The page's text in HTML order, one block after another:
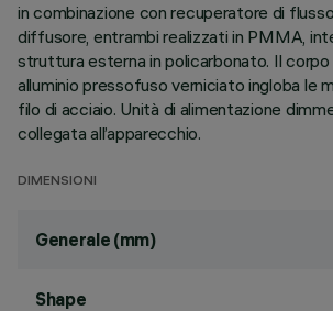
in combinazione con recuperatore di
diffusore, entrambi realizzati in PMMA,
struttura esterna in policarbonato. Il
alluminio pressofuso verniciato ingloba le
filo di acciaio. Unità di alimentazione
collegata all’apparecchio.
DIMENSIONI
Generale (mm)
Shape